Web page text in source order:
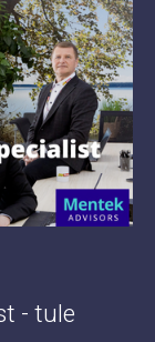
- tule